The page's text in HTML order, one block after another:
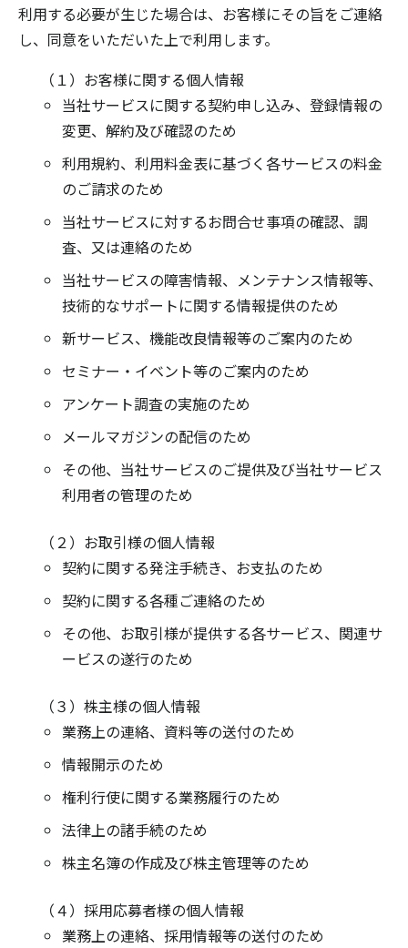
利用する必要が生じた場合は、お客様にその旨をご連絡
し、同意をいただいた上で利用します。
（１）お客様に関する個人情報
当社サービスに関する契約申し込み、登録情報の
変更、解約及び確認のため
利用規約、利用料金表に基づく各サービスの料金
のご請求のため
当社サービスに対するお問合せ事項の確認、調
査、又は連絡のため
当社サービスの障害情報、メンテナンス情報等、
技術的なサポートに関する情報提供のため
新サービス、機能改良情報等のご案内のため
セミナー・イベント等のご案内のため
アンケート調査の実施のため
メールマガジンの配信のため
その他、当社サービスのご提供及び当社サービス
利用者の管理のため
（２）お取引様の個人情報
契約に関する発注手続き、お支払のため
契約に関する各種ご連絡のため
その他、お取引様が提供する各サービス、関連サ
ービスの遂行のため
（３）株主様の個人情報
業務上の連絡、資料等の送付のため
情報開示のため
権利行使に関する業務履行のため
法律上の諸手続のため
株主名簿の作成及び株主管理等のため
（４）採用応募者様の個人情報
業務上の連絡、採用情報等の送付のため